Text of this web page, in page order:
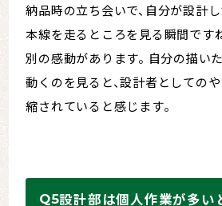
納品時の立ち会いで、自分が設計
本線を走るところを見る瞬間です
別の感動があります。 自分の描い
動くのを見ると、設計者としての
縮されていると感じます。
設計部は個人作業が多い